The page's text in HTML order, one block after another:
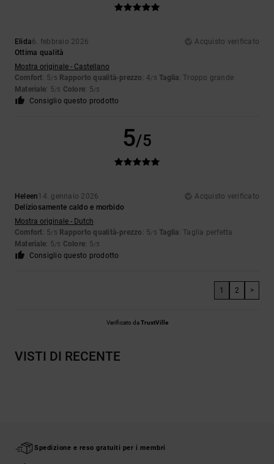
Elida6. febbraio 2026
Acquisto verificato
Ottima qualità
Mostra originale - Castellano
Comfort: 5/5 Rapporto qualità-prezzo : 4/5 Taglia: Troppo grande
Materiale: 5/5 Colore: 5/5
Consiglio questo prodotto
5/5
Heleen14. gennaio 2026
Acquisto verificato
Deliziosamente caldo e morbido
Mostra originale - Dutch
Comfort: 5/5 Rapporto qualità-prezzo : 5/5 Taglia: Taglia perfetta
Materiale: 5/5 Colore: 5/5
Consiglio questo prodotto
1 2 >
Verificato daTrustVille
VISTI DI RECENTE
Spedizione e reso gratuiti per i membri